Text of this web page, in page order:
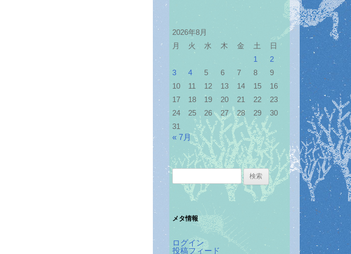
2026年8月
月
火 水 木 金 土
日
1
2
3
4 5 6 7 8
9
10
11 12 13 14 15
16
17
18 19 20 21 22
23
24
25 26 27 28 29
30
31
« 7月
検
メタ情報
ログイン
投稿フィード